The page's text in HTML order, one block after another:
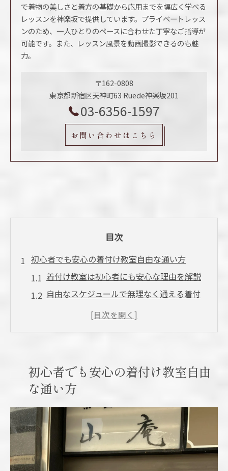
で着物の美しさと着方の基礎から応用までを幅広く学べる
レッスンを神楽坂で提供しています。プライベートレッス
ンのため、一人ひとりのペースに合わせた丁寧なご指導が
可能です。また、レッスン風景を動画撮影できるのも魅
力。
〒162-0808
東京都新宿区天神町63 Ruede神楽坂201
03-6356-1597
お問い合わせはこちら
目次
初心者でも安心の着付け教室自由な通い方
着付け教室は初心者にも安心な理由を解説
自由なスケジュールで無理なく通える着付
着付け教室の学びやすい雰囲気とサポート
体制
動画撮影可能な着付け教室で学ぶ魅力とは
着付け教室で動画撮影が可能なメリット
レッスン動画を活用した着付け復習の方法
着付け教室での動画活用術
初心者でも安心の着付け教室自由
な通い方